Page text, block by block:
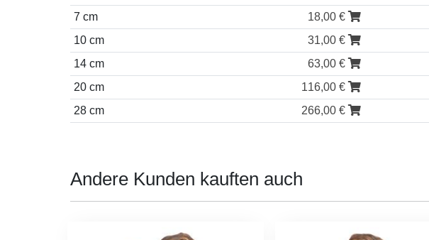
7 cm
18,00 €
10 cm
31,00 €
14 cm
63,00 €
20 cm
116,00 €
28 cm
266,00 €
Andere Kunden kauften auch